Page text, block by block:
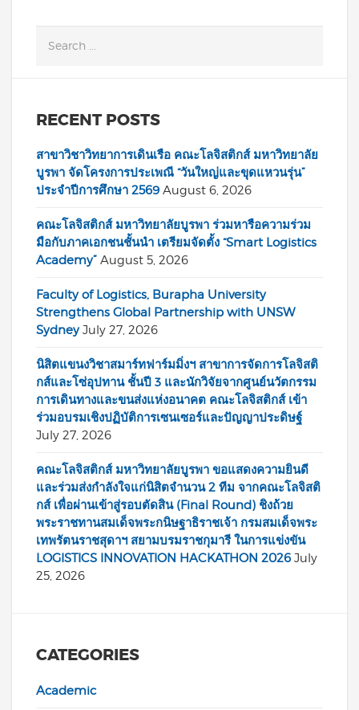
RECENT POSTS
สาขาวิชาวิทยาการเดินเรือ คณะโลจิสติกส์ มหาวิทยาลัย
บูรพา จัดโครงการประเพณี “วันใหญ่และขุดแหวนรุ่น”
ประจำปีการศึกษา 2569 August 6, 2026
คณะโลจิสติกส์ มหาวิทยาลัยบูรพา ร่วมหารือความร่วม
มือกับภาคเอกชนชั้นนำ เตรียมจัดตั้ง “Smart Logistics
Academy” August 5, 2026
Faculty of Logistics, Burapha University
Strengthens Global Partnership with UNSW
Sydney July 27, 2026
นิสิตแขนงวิชาสมาร์ทฟาร์มมิ่งฯ สาขาการจัดการโลจิสติ
กส์และโซ่อุปทาน ชั้นปี 3 และนักวิจัยจากศูนย์นวัตกรรม
การเดินทางและขนส่งแห่งอนาคต คณะโลจิสติกส์ เข้า
ร่วมอบรมเชิงปฏิบัติการเซนเซอร์และปัญญาประดิษฐ์
July 27, 2026
คณะโลจิสติกส์ มหาวิทยาลัยบูรพา ขอแสดงความยินดี
และร่วมส่งกำลังใจแก่นิสิตจำนวน 2 ทีม จากคณะโลจิสติ
กส์ เพื่อผ่านเข้าสู่รอบตัดสิน (Final Round) ชิงถ้วย
พระราชทานสมเด็จพระกนิษฐาธิราชเจ้า กรมสมเด็จพระ
เทพรัตนราชสุดาฯ สยามบรมราชกุมารี ในการแข่งขัน
LOGISTICS INNOVATION HACKATHON 2026 July
25, 2026
CATEGORIES
Academic